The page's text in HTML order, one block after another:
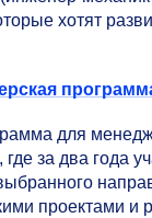
хотят
для
за два года
проектами и